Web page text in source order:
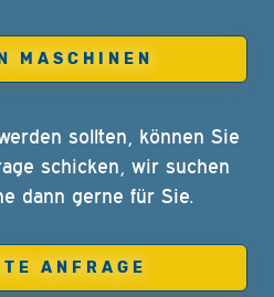
MASCHINEN
sollten, können Sie
schicken, wir suchen
dann gerne für Sie.
ANFRAGE